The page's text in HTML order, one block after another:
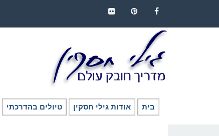
בית אודות גילי חסקין טיולים בהדרכתי